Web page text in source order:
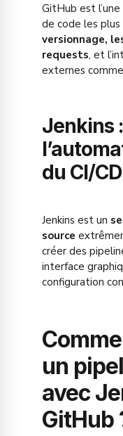
GitHub est
de code les
versionnage,
requests, et
externes comme
Jenkins :
du CI/CD
Jenkins est un
source
créer des
interface
configuration
un
avec
GitHub